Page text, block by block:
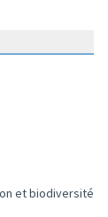
de la
et biodiversité